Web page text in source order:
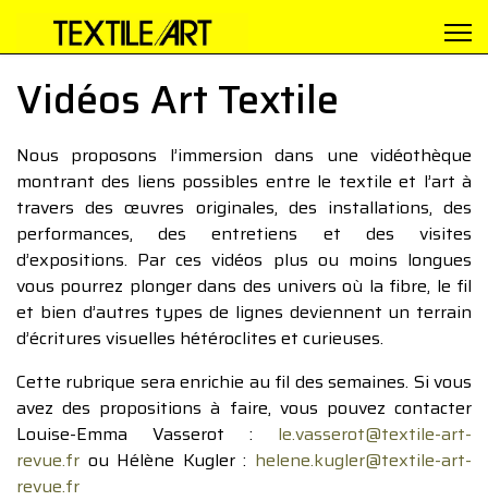
Vidéos Art Textile
Nous proposons l’immersion dans une vidéothèque
montrant des liens possibles entre le textile et l’art à
travers des œuvres originales, des installations, des
performances, des entretiens et des visites
d’expositions. Par ces vidéos plus ou moins longues
vous pourrez plonger dans des univers où la fibre, le fil
et bien d’autres types de lignes deviennent un terrain
d’écritures visuelles hétéroclites et curieuses.
Cette rubrique sera enrichie au fil des semaines. Si vous
avez des propositions à faire, vous pouvez contacter
Louise-Emma Vasserot : le.vasserot@textile-art-
revue.fr ou Hélène Kugler : helene.kugler@textile-art-
revue.fr